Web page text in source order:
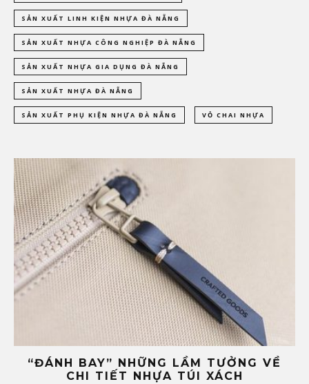
SẢN XUẤT LINH KIỆN NHỰA ĐÀ NẴNG
SẢN XUẤT NHỰA CÔNG NGHIỆP ĐÀ NẴNG
SẢN XUẤT NHỰA GIA DỤNG ĐÀ NẴNG
SẢN XUẤT NHỰA ĐÀ NẴNG
SẢN XUẤT PHỤ KIỆN NHỰA ĐÀ NẴNG VỎ CHAI NHỰA
ĐÂU LÀ ĐỊA CHỈ SẢN XUẤT PHỤ KIỆN
NHỰA TÚI XÁCH UY TÍN TẠI ĐÀ NẴNG?